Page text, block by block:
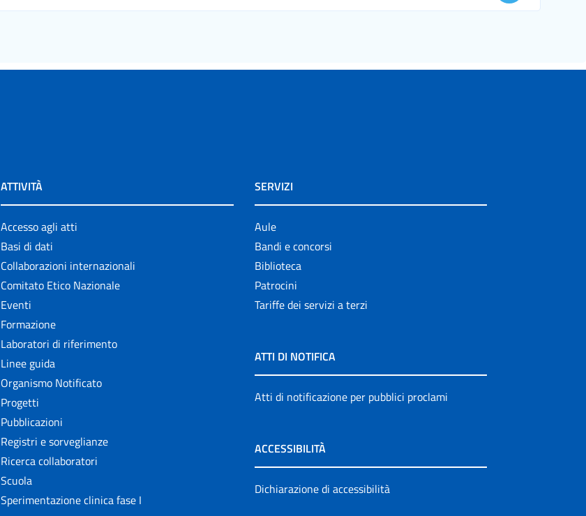
ATTIVITÀ
Accesso agli atti
Basi di dati
Collaborazioni internazionali
Comitato Etico Nazionale
Eventi
Formazione
Laboratori di riferimento
Linee guida
Organismo Notificato
Progetti
Pubblicazioni
Registri e sorveglianze
Ricerca collaboratori
Scuola
Sperimentazione clinica fase I
SERVIZI
Aule
Bandi e concorsi
Biblioteca
Patrocini
Tariffe dei servizi a terzi
ATTI DI NOTIFICA
Atti di notificazione per pubblici proclami
ACCESSIBILITÀ
Dichiarazione di accessibilità